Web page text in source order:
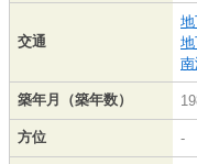
交通
築年月（築年数）
方位 -